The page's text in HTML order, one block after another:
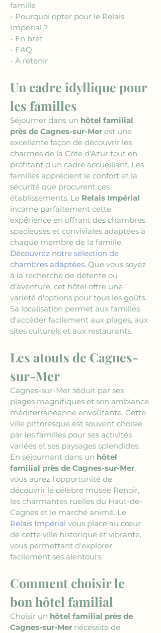
famille
- Pourquoi opter pour le Relais
Impérial ?
- En bref
- FAQ
- À retenir
Un cadre idyllique pour
les familles
Séjourner dans un hôtel familial
près de Cagnes-sur-Mer est une
excellente façon de découvrir les
charmes de la Côte d'Azur tout en
profitant d'un cadre accueillant. Les
familles apprécient le confort et la
sécurité que procurent ces
établissements. Le Relais Impérial
incarne parfaitement cette
expérience en offrant des chambres
spacieuses et conviviales adaptées à
chaque membre de la famille.
Découvrez notre sélection de
chambres adaptées. Que vous soyez
à la recherche de détente ou
d'aventure, cet hôtel offre une
variété d'options pour tous les goûts.
Sa localisation permet aux familles
d'accéder facilement aux plages, aux
sites culturels et aux restaurants.
Les atouts de Cagnes-
sur-Mer
Cagnes-sur-Mer séduit par ses
plages magnifiques et son ambiance
méditerranéenne envoûtante. Cette
ville pittoresque est souvent choisie
par les familles pour ses activités
variées et ses paysages splendides.
En séjournant dans un hôtel
familial près de Cagnes-sur-Mer,
vous aurez l'opportunité de
découvrir le célèbre musée Renoir,
les charmantes ruelles du Haut-de-
Cagnes et le marché animé. Le
Relais Impérial vous place au cœur
de cette ville historique et vibrante,
vous permettant d'explorer
facilement ses alentours.
Comment choisir le
bon hôtel familial
Choisir un hôtel familial près de
Cagnes-sur-Mer nécessite de